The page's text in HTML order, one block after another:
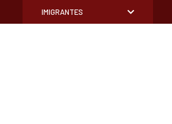
IMIGRANTES